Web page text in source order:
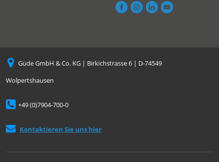
Güde GmbH & Co. KG | Birkichstrasse 6 | D-74549
Wolpertshausen
+49 (0)7904-700-0
Kontaktieren Sie uns hier